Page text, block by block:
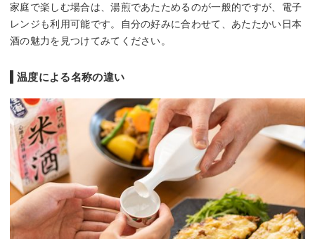
家庭で楽しむ場合は、湯煎であたためるのが一般的ですが、電子
レンジも利用可能です。自分の好みに合わせて、あたたかい日本
酒の魅力を見つけてみてください。
温度による名称の違い